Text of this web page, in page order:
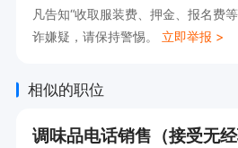
凡告知“收取服装费、押金、报名费
诈嫌疑，请保持警惕。 立即举报 >
相似的职位
调味品电话销售（接受无经